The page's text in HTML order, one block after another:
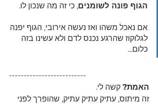
הגוף פונה לשומנים, כי זה מה שנכון לו.
אם נאכל משהו ואז נעשה אירובי, הגוף יפנה
לגלוקוז שהרגע נכנס לדם ולא עשינו בזה
כלום...
--------------------------
האמת? קשה לי.
זה מיתוס, עתיק עתיק עתיק, שהופרך לפני